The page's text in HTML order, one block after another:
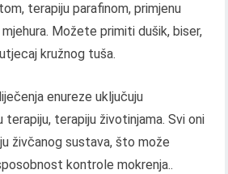
terapiju parafinom, primjenu
Možete primiti dušik, biser,
kružnog tuša.
enureze uključuju
terapiju, terapiju životinjama. Svi oni
živčanog sustava, što može
kontrole mokrenja..